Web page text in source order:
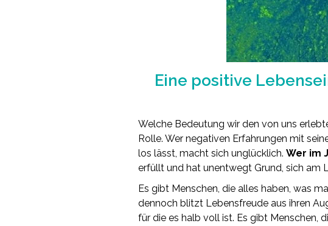
Eine positive
Welche Bedeutung wir den von uns
Rolle. Wer negativen Erfahrungen mit
los lässt, macht sich unglücklich. Wer im
erfüllt und hat unentwegt Grund, sich am
Es gibt Menschen, die alles haben, was
dennoch blitzt Lebensfreude aus ihren
für die es halb voll ist. Es gibt Menschen,